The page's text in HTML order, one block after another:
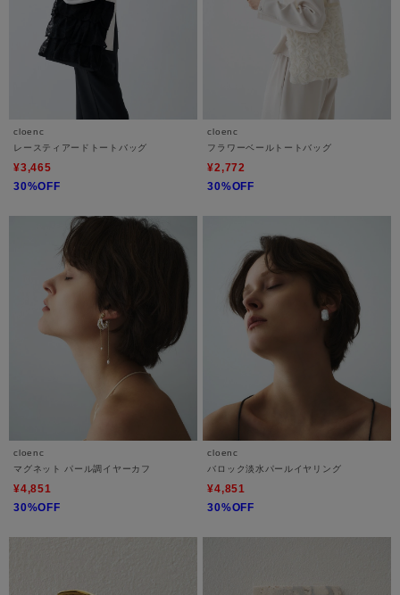
cloenc
レースティアードトートバッグ
¥3,465
30%OFF
cloenc
フラワーベールトートバッグ
¥2,772
30%OFF
cloenc
マグネット パール調イヤーカフ
¥4,851
30%OFF
cloenc
バロック淡水パールイヤリング
¥4,851
30%OFF